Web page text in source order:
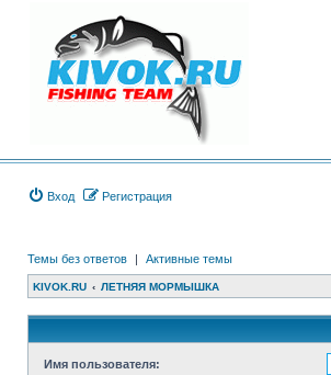
Вход Регистрация
Темы без ответов | Активные темы
KIVOK.RU ЛЕТНЯЯ МОРМЫШКА
Имя пользователя: